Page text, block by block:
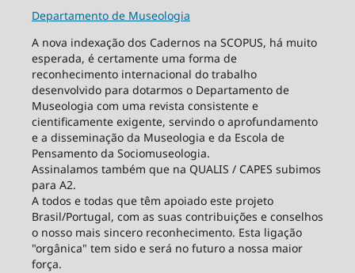
Departamento de Museologia
A nova indexação dos Cadernos na SCOPUS, há muito
esperada, é certamente uma forma de
reconhecimento internacional do trabalho
desenvolvido para dotarmos o Departamento de
Museologia com uma revista consistente e
cientificamente exigente, servindo o aprofundamento
e a disseminação da Museologia e da Escola de
Pensamento da Sociomuseologia.
Assinalamos também que na QUALIS / CAPES subimos
para A2.
A todos e todas que têm apoiado este projeto
Brasil/Portugal, com as suas contribuições e conselhos
o nosso mais sincero reconhecimento. Esta ligação
"orgânica" tem sido e será no futuro a nossa maior
força.